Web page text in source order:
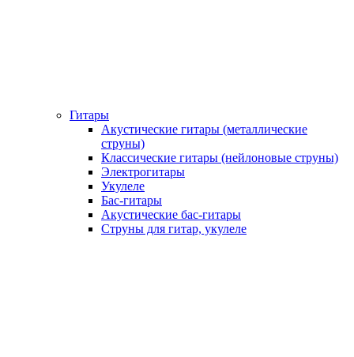
Гитары
Акустические гитары (металлические
струны)
Классические гитары (нейлоновые струны)
Электрогитары
Укулеле
Бас-гитары
Акустические бас-гитары
Струны для гитар, укулеле